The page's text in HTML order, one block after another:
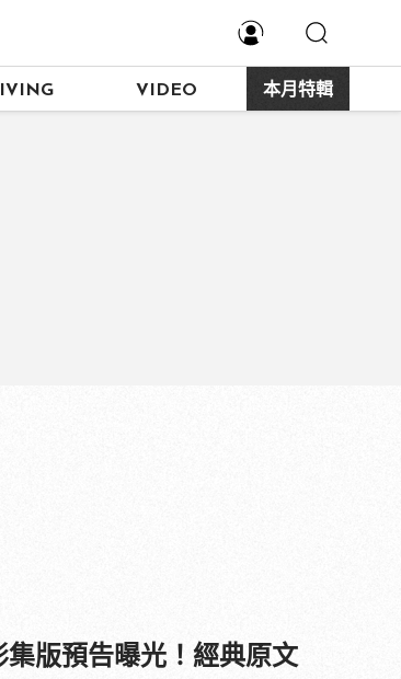
VIDEO 本月特輯
版預告曝光！經典原文